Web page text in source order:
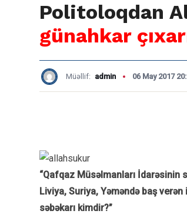
Politoloqdan
günahkar
Müəllif: admin 06 May 2017
“Qafqaz Müsəlmanları İdarəsinin
Liviya, Suriya, Yəməndə baş
səbəkarı kimdir?”